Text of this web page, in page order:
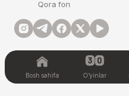
Qora fon
Bosh sahifa O'yinlar